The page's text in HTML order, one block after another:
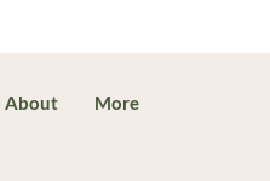
About More